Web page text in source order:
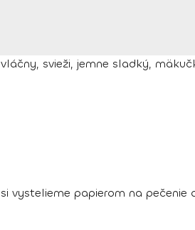
svieži, jemne sladký,
si vystelieme papierom na